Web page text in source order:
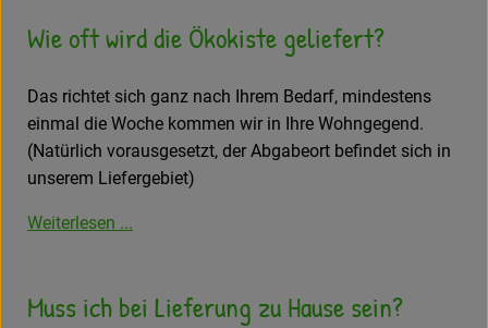
Wie oft wird die Ökokiste geliefert?
Das richtet sich ganz nach Ihrem Bedarf, mindestens
einmal die Woche kommen wir in Ihre Wohngegend.
(Natürlich vorausgesetzt, der Abgabeort befindet sich in
unserem Liefergebiet)
Weiterlesen ...
Muss ich bei Lieferung zu Hause sein?